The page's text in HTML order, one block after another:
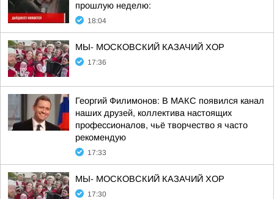
прошлую неделю:
18:04
МЫ- МОСКОВСКИЙ КАЗАЧИЙ ХОР
17:36
Георгий Филимонов: В МАКС появился канал
наших друзей, коллектива настоящих
профессионалов, чьё творчество я часто
рекомендую
17:33
МЫ- МОСКОВСКИЙ КАЗАЧИЙ ХОР
17:30